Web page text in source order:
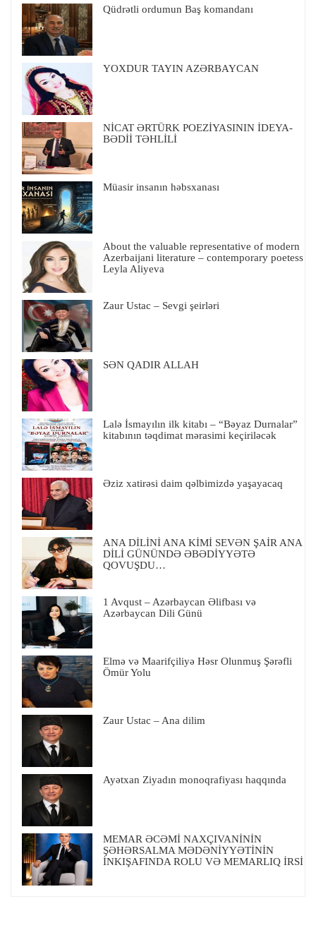
Qüdrətli ordumun Baş komandanı
YOXDUR TAYIN AZƏRBAYCAN
NİCAT ƏRTÜRK POEZİYASININ İDEYA-
BƏDİİ TƏHLİLİ
Müasir insanın həbsxanası
About the valuable representative of modern
Azerbaijani literature – contemporary poetess
Leyla Aliyeva
Zaur Ustac – Sevgi şeirləri
SƏN QADIR ALLAH
Lalə İsmayılın ilk kitabı – “Bəyaz Durnalar”
kitabının təqdimat mərasimi keçiriləcək
Əziz xatirəsi daim qəlbimizdə yaşayacaq
ANA DİLİNİ ANA KİMİ SEVƏN ŞAİR ANA
DİLİ GÜNÜNDƏ ƏBƏDİYYƏTƏ
QOVUŞDU…
1 Avqust – Azərbaycan Əlifbası və
Azərbaycan Dili Günü
Elmə və Maarifçiliyə Həsr Olunmuş Şərəfli
Ömür Yolu
Zaur Ustac – Ana dilim
Ayətxan Ziyadın monoqrafiyası haqqında
MEMAR ƏCƏMİ NAXÇIVANİNİN
ŞƏHƏRSALMA MƏDƏNİYYƏTİNİN
İNKIŞAFINDA ROLU VƏ MEMARLIQ İRSİ